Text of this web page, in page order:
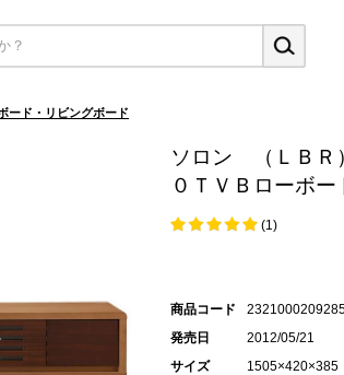
ード・リビングボード
ソロン （ＬＢ
０ＴＶＢローボー
(1)
商品コード
発売日
2012/05/21
サイズ
1505×420×385